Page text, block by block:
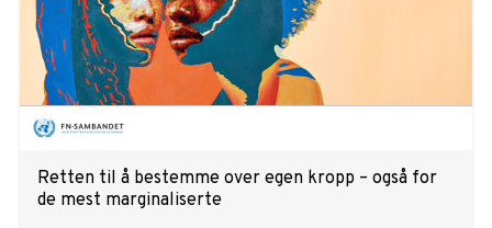
Retten til å bestemme over egen kropp – også for
de mest marginaliserte